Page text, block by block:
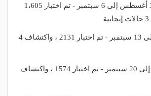
الجولة الأولى : 31 أغسطس إلى 6 سبتمبر - تم اختبار 1،605
الجولة الثانية : 7 إلى 13 سبتمبر - تم اختبار 2131 ، واكتشاف 4
الجولة الثالثة : 14 إلى 20 سبتمبر - تم اختبار 1574 ، واكتشاف